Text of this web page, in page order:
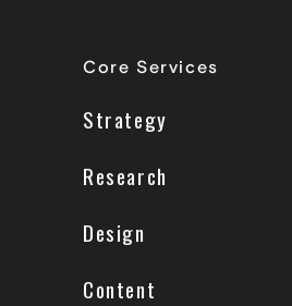
Core Services
Strategy
Research
Design
Content